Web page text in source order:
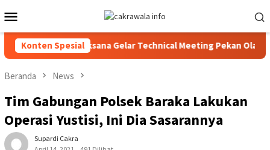
ke
kontenMobile
Konten Spesial
Panitia Pelaksana Gelar Technical Meeting Pekan Olahraga
Beranda News
Tim Gabungan Polsek Baraka Lakukan
Operasi Yustisi, Ini Dia Sasarannya
Supardi Cakra